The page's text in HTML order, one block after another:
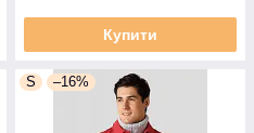
Купити
S –16%